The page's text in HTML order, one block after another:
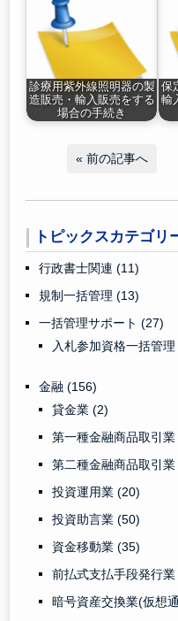
診療用紫外線照明器の製
造販売・輸入販売をする
場合の手続き
保
輸
« 前の記事へ
トピックスカテゴリ
行政書士関連(11)
規制一括管理(13)
一括管理サポート(27)
入札参加資格一括管
金融(156)
貸金業(2)
第一種金融商品取引
第二種金融商品取引
投資運用業(20)
投資助言業(50)
資金移動業(35)
前払式支払手段発行
暗号資産交換業(仮想